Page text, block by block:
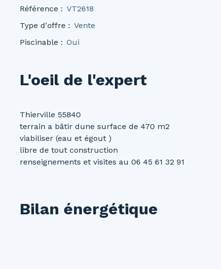
Référence : VT2618
Type d'offre : Vente
Piscinable : Oui
L'oeil de l'expert
Thierville 55840
terrain a bâtir dune surface de 470 m2
viabiliser (eau et égout )
libre de tout construction
renseignements et visites au 06 45 61 32 91
Bilan énergétique